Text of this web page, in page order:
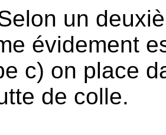
un
évidement
c) on place
de colle.